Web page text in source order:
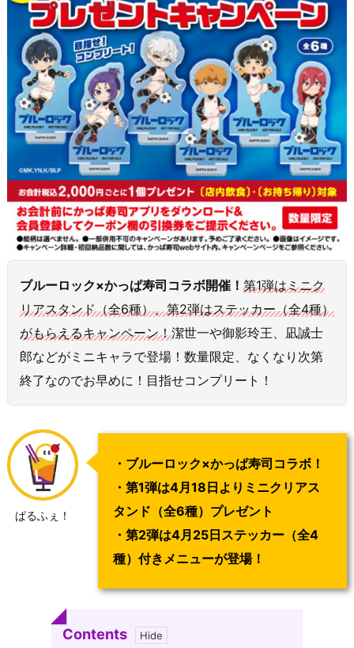
ブルーロック×かっぱ寿司コラボ開催！ 第1弾はミニク
リアスタンド（全6種）、第2弾はステッカー（全4種）
がもらえるキャンペーン！潔世一や御影玲王、凪誠士
郎などがミニキャラで登場！数量限定、なくなり次第
終了なのでお早めに！目指せコンプリート！
ぱるふぇ！
・ブルーロック×かっぱ寿司コラボ！
・第1弾は4月18日よりミニクリアス
タンド（全6種）プレゼント
・第2弾は4月25日ステッカー（全4
種）付きメニューが登場！
Contents